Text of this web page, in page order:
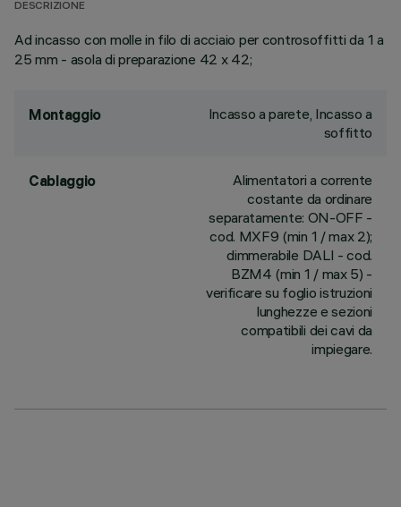
DESCRIZIONE
Ad incasso con molle in filo di acciaio per controsoffitti da 1 a
25 mm - asola di preparazione 42 x 42;
Montaggio
Incasso a parete, Incasso a
soffitto
Cablaggio
Alimentatori a corrente
costante da ordinare
separatamente: ON-OFF -
cod. MXF9 (min 1 / max 2);
dimmerabile DALI - cod.
BZM4 (min 1 / max 5) -
verificare su foglio istruzioni
lunghezze e sezioni
compatibili dei cavi da
impiegare.